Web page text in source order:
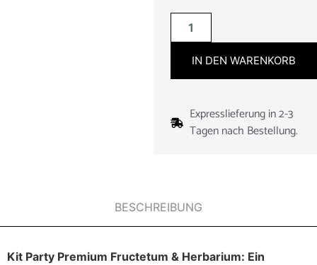
IN DEN WARENKORB
Expresslieferung in 2-3
Tagen nach Bestellung.
BESCHREIBUNG
Kit Party Premium Fructetum & Herbarium: Ein